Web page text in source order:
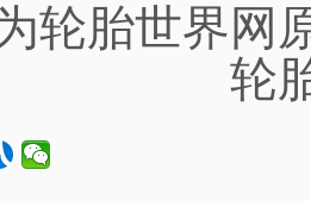
为轮胎世界
轮